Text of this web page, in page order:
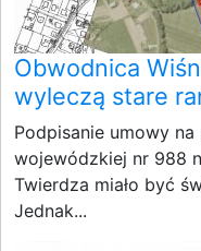
Obwodnica
wyleczą stare
Podpisanie umowy
wojewódzkiej nr 988
Twierdza miało być
Jednak...